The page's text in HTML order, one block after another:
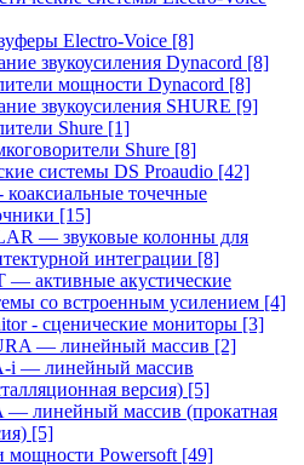
Electro-Voice [8]
звукоусиления Dynacord [8]
мощности Dynacord [8]
звукоусиления SHURE [9]
Shure [1]
Shure [8]
системы DS Proaudio [42]
коаксиальные точечные
[15]
— звуковые колонны для
интеграции [8]
— активные акустические
со встроенным усилением [4]
- сценические мониторы [3]
— линейный массив [2]
i — линейный массив
версия) [5]
— линейный массив (прокатная
[5]
мощности Powersoft [49]